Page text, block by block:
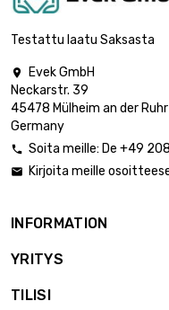
Testattu laatu Saksasta

Evek GmbH
Neckarstr. 39
45478 Mülheim an der Ruhr
Germany
 Soita meille: De +49
 Kirjoita meille
INFORMATION
YRITYS
TILISI